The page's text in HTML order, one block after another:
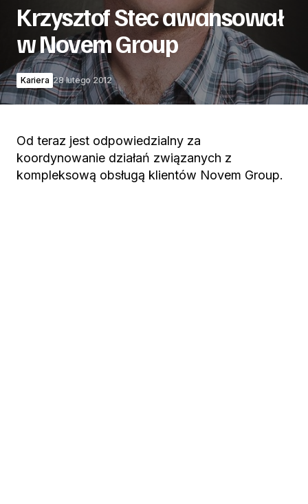
Krzysztof Stec awansował
w Novem Group
Kariera 28 lutego 2012
Od teraz jest odpowiedzialny za
koordynowanie działań związanych z
kompleksową obsługą klientów Novem Group.